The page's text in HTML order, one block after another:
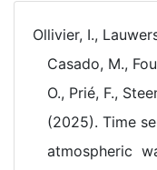
Ollivier, I.,
Casado, M.,
O., Prié, F.,
(2025). Time
atmospheric